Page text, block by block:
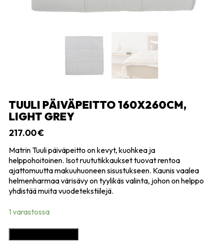
TUULI PÄIVÄPEITTO 160X260CM,
LIGHT GREY
217.00€
Matrin Tuuli päiväpeitto on kevyt, kuohkea ja
helppohoitoinen. Isot ruututikkaukset tuovat rentoa
ajattomuutta makuuhuoneen sisustukseen. Kaunis vaalea
helmenharmaa värisävy on tyylikäs valinta, johon on helppo
yhdistää muita vuodetekstiilejä.
1 varastossa
Tuuli
päiväpeitto